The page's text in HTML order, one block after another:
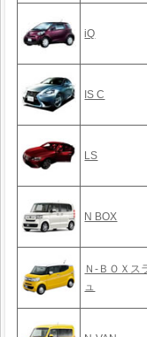
iQ
IS C
LS
N BOX
Ｎ-ＢＯＸス
ュ